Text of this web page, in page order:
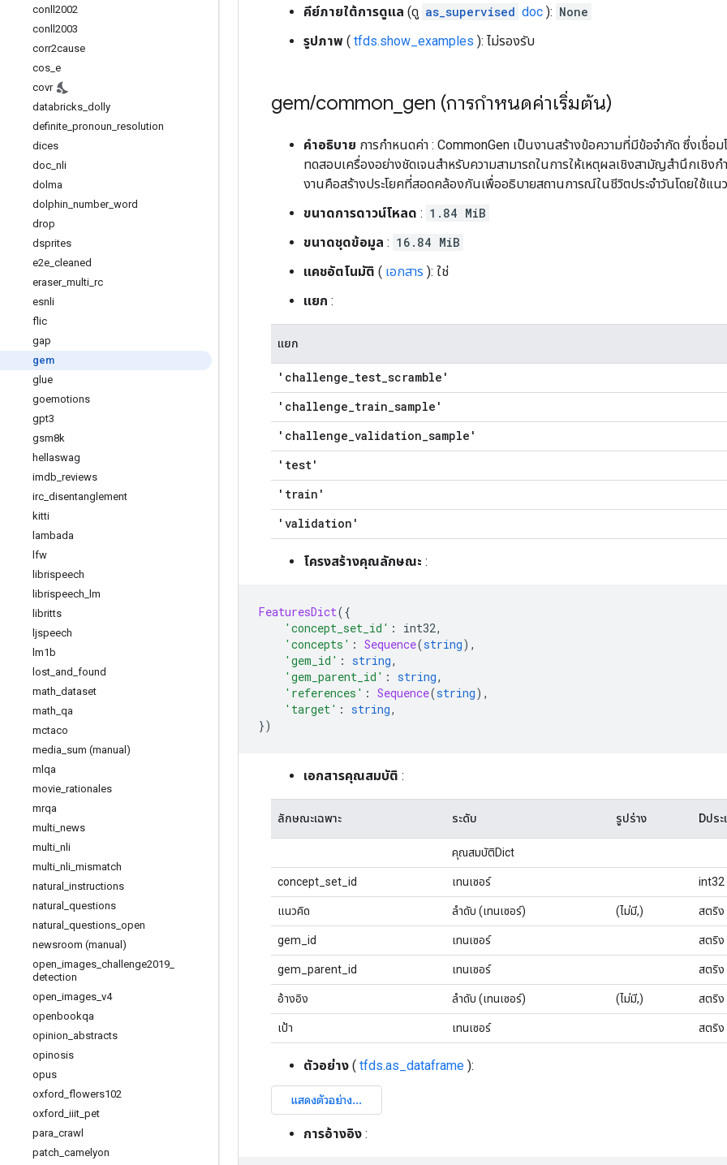
conll2002
conll2003
corr2cause
cos e
covr
databricks dolly
definite pronoun resolution
dices
doc nli
dolma
dolphin number_ word
drop
dsprites
e2e cleaned
eraser_ multi rc
esnli
flic
gap
gem
glue
goemotions
gpt3
gsm8k
hellaswag
imdb reviews
irc disentanglement
kitti
lambada
lfw
librispeech
librispeech
lm
libritts
ljspeech
lm1b
lost and found
math dataset
math qa
mctaco
media sum (manual)
mlqa
movie rationales
mrqa
multi news
multi nli
multi nli mismatch
natural
instructions
natural
questions
natural
questions open
newsroom (manual)
open images challenge2019
detection
open images v4
openbookqa
opinion abstracts
opinosis
opus
oxford flowers102
oxford iiit pet
para crawl
patch camelyon
คีย์ภายใต้การดูแล (ดู as_supervised doc ): None
รูปภาพ ( tfds.show_examples ): ไม่รองรับ
gem/common gen (การกำหนดค่าเริ่มต้น)
คำอธิบาย การกำหนดค่า : CommonGen เป็นงานสร้างข้อความที่มีข้อจำกัด ซึ่งเชื่
ทดสอบเครื่องอย่างชัดเจนสำหรับความสามารถในการให้เหตุผลเชิงสามัญสำนึกเชิง
งานคือสร้างประโยคที่สอดคล้องกันเพื่ออธิบายสถานการณ์ในชีวิตประจำวันโดยใช้แน
ขนาดการดาวน์โหลด : 1.84 MiB
ขนาดชุดข้อมูล : 16.84 MiB
แคชอัตโนมัติ ( เอกสาร ): ใช่
แยก :
แยก
'challenge_test_scramble'
'challenge_train_sample'
'challenge_validation_sample'
'test'
'train'
'validation'
โครงสร้างคุณลักษณะ :
FeaturesDict({
'concept_set_id' : int32,
'concepts' : Sequence(string),
'gem_id' : string,
'gem_parent_id' : string,
'references' : Sequence(string),
'target' : string,
})
เอกสารคุณสมบัติ :
ลักษณะเฉพาะ ระดับ รูปร่าง Dประ
คุณสมบัติDict
concept_set_id เทนเซอร์ int32
แนวคิด ลำดับ (เทนเซอร์) (ไม่มี,) สตริง
gem_id เทนเซอร์ สตริง
gem_parent_id เทนเซอร์ สตริง
อ้างอิง ลำดับ (เทนเซอร์) (ไม่มี,) สตริง
เป้า เทนเซอร์ สตริง
ตัวอย่าง ( tfds.as_dataframe ):
การอ้างอิง :